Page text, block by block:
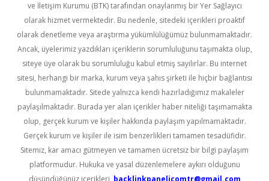
ve İletişim Kurumu (BTK) tarafından onaylanmış bir Yer Sağlayıcı
olarak hizmet vermektedir. Bu nedenle, sitedeki içerikleri proaktif
olarak denetleme veya araştırma yükümlülüğümüz bulunmamaktadır.
Ancak, üyelerimiz yazdıkları içeriklerin sorumluluğunu taşımakta olup,
siteye üye olarak bu sorumluluğu kabul etmiş sayılırlar. Bu internet
sitesi, herhangi bir marka, kurum veya şahıs şirketi ile hiçbir bağlantısı
bulunmamaktadır. Sitede yalnızca kendi hazırladığımız makaleler
paylaşılmaktadır. Burada yer alan içerikler haber niteliği taşımamakta
olup, gerçek kurum ve kişiler hakkında paylaşım yapılmamaktadır.
Gerçek kurum ve kişiler ile isim benzerlikleri tamamen tesadüfidir.
Sitemiz, kar amacı gütmeyen ve tamamen ücretsiz bir bilgi paylaşım
platformudur. Hukuka ve yasal düzenlemelere aykırı olduğunu
düşündüğünüz içerikleri, backlinkpanelicomtr@gmail.com